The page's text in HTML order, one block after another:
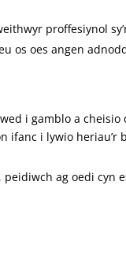
proffesiynol
os oes angen
i gamblo a
ifanc i lywio heriau’r
ag oedi cyn